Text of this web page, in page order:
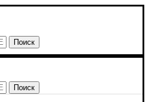
Поиск
Поиск